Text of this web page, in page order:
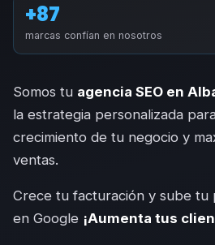
+87
marcas confían en nosotros
Somos tu agencia SEO en
la estrategia personalizada
crecimiento de tu negocio y
ventas.
Crece tu facturación y sube tu
en Google ¡Aumenta tus